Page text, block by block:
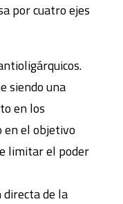
por cuatro ejes
siendo una
en los
en el objetivo
limitar el poder
de la